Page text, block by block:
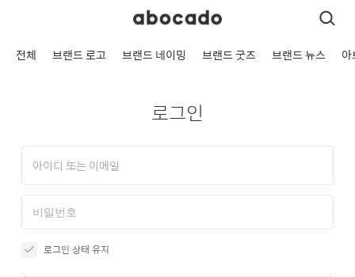
전체 브랜드 로고 브랜드 네이밍 브랜드 굿즈 브랜드 뉴스
로그인
로그인 상태 유지